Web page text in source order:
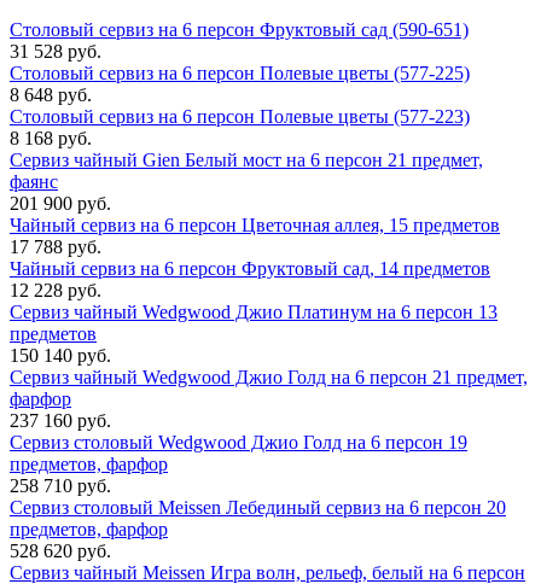
Столовый сервиз на 6 персон Фруктовый сад (590-651)
31 528 руб.
Столовый сервиз на 6 персон Полевые цветы (577-225)
8 648 руб.
Столовый сервиз на 6 персон Полевые цветы (577-223)
8 168 руб.
Сервиз чайный Gien Белый мост на 6 персон 21 предмет,
фаянс
201 900 руб.
Чайный сервиз на 6 персон Цветочная аллея, 15 предметов
17 788 руб.
Чайный сервиз на 6 персон Фруктовый сад, 14 предметов
12 228 руб.
Сервиз чайный Wedgwood Джио Платинум на 6 персон 13
предметов
150 140 руб.
Сервиз чайный Wedgwood Джио Голд на 6 персон 21 предмет,
фарфор
237 160 руб.
Сервиз столовый Wedgwood Джио Голд на 6 персон 19
предметов, фарфор
258 710 руб.
Сервиз столовый Meissen Лебединый сервиз на 6 персон 20
предметов, фарфор
528 620 руб.
Сервиз чайный Meissen Игра волн, рельеф, белый на 6 персон